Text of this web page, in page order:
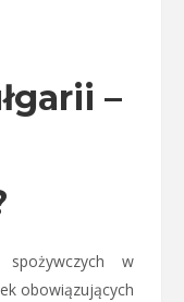
–
spożywczych w
obowiązujących